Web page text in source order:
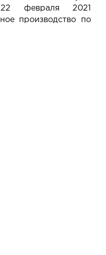
22 февраля 2021
производство по